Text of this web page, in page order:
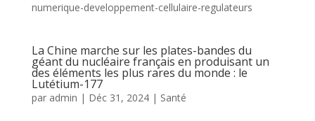
numerique-developpement-cellulaire-regulateurs
La Chine marche sur les plates-bandes du
géant du nucléaire français en produisant un
des éléments les plus rares du monde : le
Lutétium-177
par admin | Déc 31, 2024| Santé